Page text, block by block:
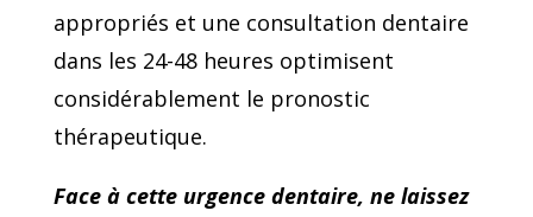
appropriés et une consultation dentaire
dans les 24-48 heures optimisent
considérablement le pronostic
thérapeutique.
Face à cette urgence dentaire, ne laissez